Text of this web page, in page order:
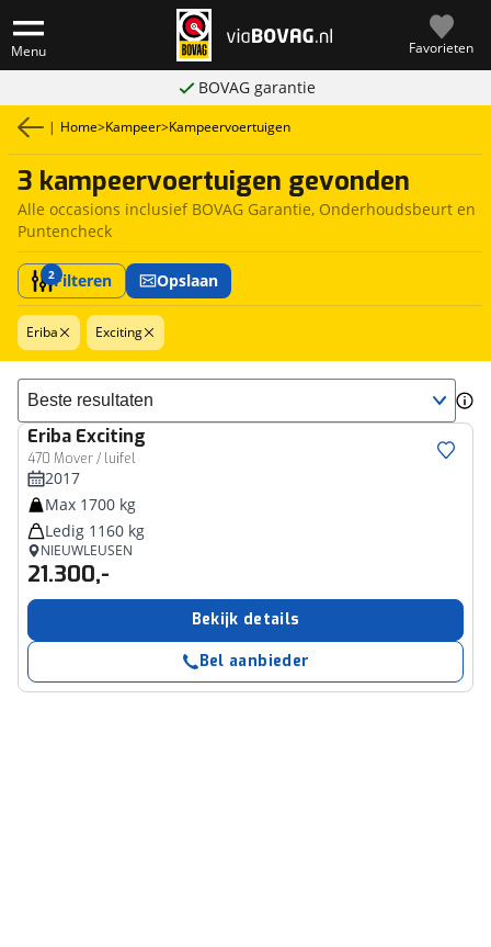
Menu Favorieten
BOVAG garantie
| Home>Kampeer>Kampeervoertuigen
3 kampeervoertuigen gevonden
Alle occasions inclusief BOVAG Garantie, Onderhoudsbeurt en
Puntencheck
2Filteren Opslaan
Eriba Exciting
Sorteer resultaten
Eriba Exciting
470 Mover / luifel
2017
Max 1700 kg
Ledig 1160 kg
NIEUWLEUSEN
21.300,-
Bekijk details
Bel aanbieder